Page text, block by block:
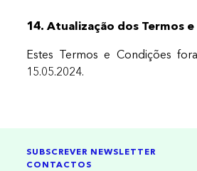
14. Atualização dos Termos
Estes Termos e Condições
15.05.2024.
SUBSCREVER NEWSLETTER
CONTACTOS